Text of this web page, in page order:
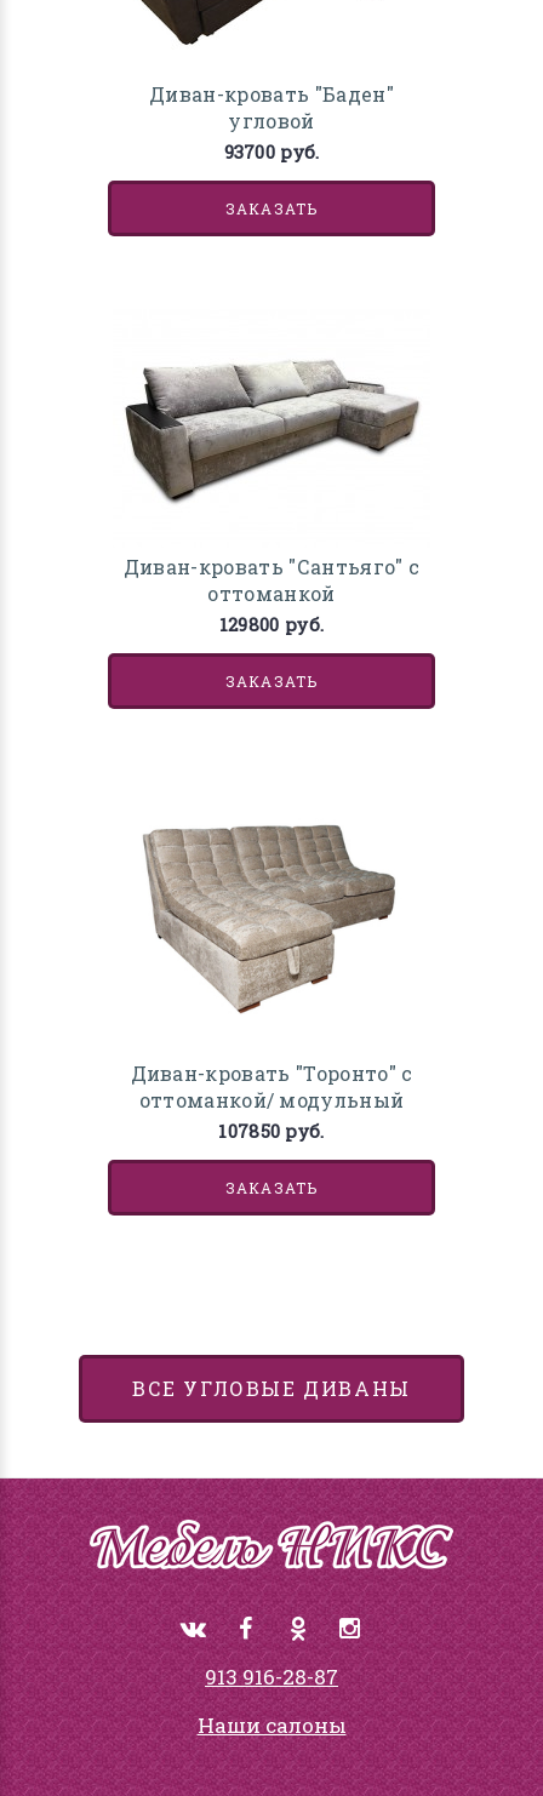
Диван-кровать "Баден"
угловой
93700 руб.
ЗАКАЗАТЬ
Диван-кровать "Сантьяго" с
оттоманкой
129800 руб.
ЗАКАЗАТЬ
Диван-кровать "Торонто" с
оттоманкой/ модульный
107850 руб.
ЗАКАЗАТЬ
ВСЕ УГЛОВЫЕ ДИВАНЫ
913 916-28-87
Наши салоны